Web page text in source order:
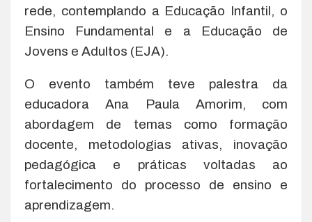
rede, contemplando a Educação Infantil, o
Ensino Fundamental e a Educação de
Jovens e Adultos (EJA).
O evento também teve palestra da
educadora Ana Paula Amorim, com
abordagem de temas como formação
docente, metodologias ativas, inovação
pedagógica e práticas voltadas ao
fortalecimento do processo de ensino e
aprendizagem.